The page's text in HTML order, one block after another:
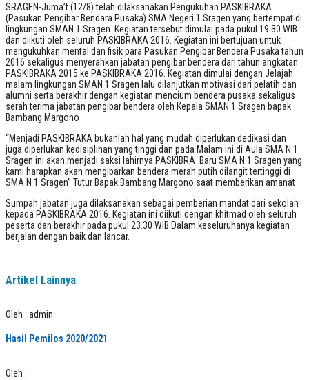
SRAGEN-Juma’t (12/8) telah dilaksanakan Pengukuhan PASKIBRAKA
(Pasukan Pengibar Bendara Pusaka) SMA Negeri 1 Sragen yang bertempat di
lingkungan SMAN 1 Sragen. Kegiatan tersebut dimulai pada pukul 19:30 WIB
dan diikuti oleh seluruh PASKIBRAKA 2016. Kegiatan ini bertujuan untuk
mengukuhkan mental dan fisik para Pasukan Pengibar Bendera Pusaka tahun
2016 sekaligus menyerahkan jabatan pengibar bendera dari tahun angkatan
PASKIBRAKA 2015 ke PASKIBRAKA 2016. Kegiatan dimulai dengan Jelajah
malam lingkungan SMAN 1 Sragen lalu dilanjutkan motivasi dari pelatih dan
alumni serta berakhir dengan kegiatan mencium bendera pusaka sekaligus
serah terima jabatan pengibar bendera oleh Kepala SMAN 1 Sragen bapak
Bambang Margono
“Menjadi PASKIBRAKA bukanlah hal yang mudah diperlukan dedikasi dan
juga diperlukan kedisiplinan yang tinggi dan pada Malam ini di Aula SMA N 1
Sragen ini akan menjadi saksi lahirnya PASKIBRA Baru SMA N 1 Sragen yang
kami harapkan akan mengibarkan bendera merah putih dilangit tertinggi di
SMA N 1 Sragen” Tutur Bapak Bambang Margono saat memberikan amanat
Sumpah jabatan juga dilaksanakan sebagai pemberian mandat dari sekolah
kepada PASKIBRAKA 2016. Kegiatan ini diikuti dengan khitmad oleh seluruh
peserta dan berakhir pada pukul 23.30 WIB Dalam keseluruhanya kegiatan
berjalan dengan baik dan lancar.
Artikel Lainnya
Oleh : admin
Hasil Pemilos 2020/2021
Oleh :